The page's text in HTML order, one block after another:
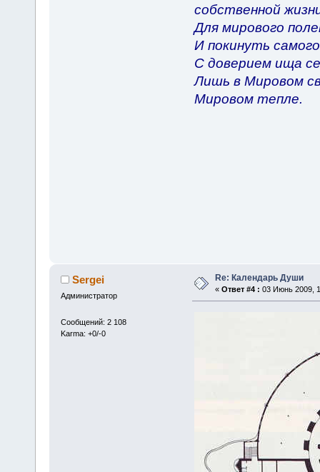
собственной
Для мирового
И покинуть
С доверием ища
Лишь в Мировом
Мировом тепле.
Sergei
Администратор
Сообщений: 2 108
Karma: +0/-0
Re: Календарь Души
« Ответ #4 : 03 Июнь 2009,